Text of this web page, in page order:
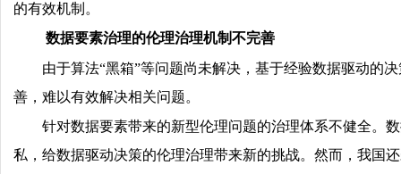
的有效机制。
数据要素治理的伦理治理机制不完善
由于算法“黑箱”等问题尚未解决，基于经验数据驱动的
善，难以有效解决相关问题。
针对数据要素带来的新型伦理问题的治理体系不健全。
私，给数据驱动决策的伦理治理带来新的挑战。然而，我国